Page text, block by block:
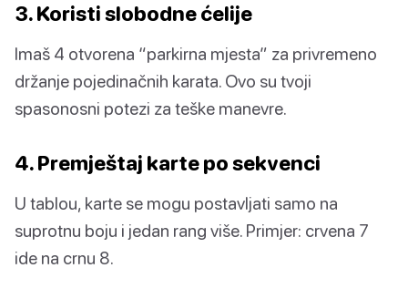
3. Koristi slobodne ćelije
Imaš 4 otvorena “parkirna mjesta” za privremeno
držanje pojedinačnih karata. Ovo su tvoji
spasonosni potezi za teške manevre.
4. Premještaj karte po sekvenci
U tablou, karte se mogu postavljati samo na
suprotnu boju i jedan rang više. Primjer: crvena 7
ide na crnu 8.